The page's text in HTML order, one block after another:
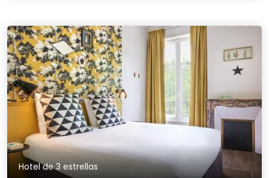
Hotel de 3 estrellas